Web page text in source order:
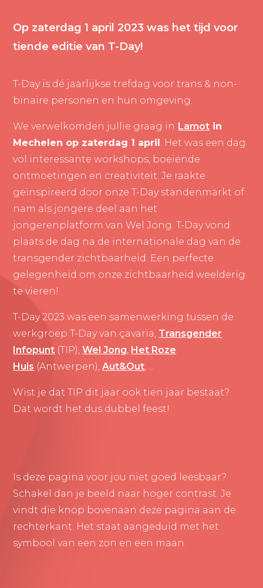
Op zaterdag 1 april 2023 was het tijd voor
tiende editie van T-Day!
T-Day is dé jaarlijkse trefdag voor trans & non-
binaire personen en hun omgeving.
We verwelkomden jullie graag in Lamot in
Mechelen op zaterdag 1 april . Het was een dag
vol interessante workshops, boeiende
ontmoetingen en creativiteit. Je raakte
geïnspireerd door onze T-Day standenmarkt of
nam als jongere deel aan het
jongerenplatform van Wel Jong. T-Day vond
plaats de dag na de internationale dag van de
transgender zichtbaarheid. Een perfecte
gelegenheid om onze zichtbaarheid weelderig
te vieren!
T-Day 2023 was een samenwerking tussen de
werkgroep T-Day van çavaria, Transgender
Infopunt (TIP),Wel Jong Het Roze
Huis (Antwerpen),Aut&Out
Wist je dat TIP dit jaar ook tien jaar bestaat?
Dat wordt het dus dubbel feest!
Is deze pagina voor jou niet goed leesbaar?
Schakel dan je beeld naar hoger contrast. Je
vindt die knop bovenaan deze pagina aan de
rechterkant. Het staat aangeduid met het
symbool van een zon en een maan.